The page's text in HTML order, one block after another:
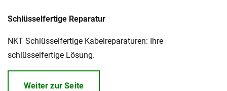
Schlüsselfertige Reparatur
NKT Schlüsselfertige Kabelreparaturen: Ihre
schlüsselfertige Lösung.
Weiter zur Seite